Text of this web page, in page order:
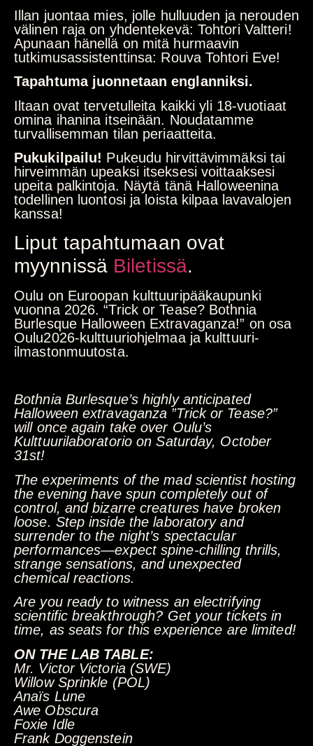
Illan juontaa mies, jolle hulluuden ja nerouden
välinen raja on yhdentekevä: Tohtori Valtteri!
Apunaan hänellä on mitä hurmaavin
tutkimusassistenttinsa: Rouva Tohtori Eve!
Tapahtuma juonnetaan englanniksi.
Iltaan ovat tervetulleita kaikki yli 18-vuotiaat
omina ihanina itseinään. Noudatamme
turvallisemman tilan periaatteita.
Pukukilpailu! Pukeudu hirvittävimmäksi tai
hirveimmän upeaksi itseksesi voittaaksesi
upeita palkintoja. Näytä tänä Halloweenina
todellinen luontosi ja loista kilpaa lavavalojen
kanssa!
Liput tapahtumaan ovat
myynnissä Biletissä.
Oulu on Euroopan kulttuuripääkaupunki
vuonna 2026. “Trick or Tease? Bothnia
Burlesque Halloween Extravaganza!” on osa
Oulu2026-kulttuuriohjelmaa ja kulttuuri-
ilmastonmuutosta.
Bothnia Burlesque’s highly anticipated
Halloween extravaganza ”Trick or Tease?”
will once again take over Oulu’s
Kulttuurilaboratorio on Saturday, October
31st!
The experiments of the mad scientist hosting
the evening have spun completely out of
control, and bizarre creatures have broken
loose. Step inside the laboratory and
surrender to the night’s spectacular
performances—expect spine-chilling thrills,
strange sensations, and unexpected
chemical reactions.
Are you ready to witness an electrifying
scientific breakthrough? Get your tickets in
time, as seats for this experience are limited!
ON THE LAB TABLE:
Mr. Victor Victoria (SWE)
Willow Sprinkle (POL)
Anaïs Lune
Awe Obscura
Foxie Idle
Frank Doggenstein